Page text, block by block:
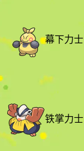
幕下力士
铁掌力士